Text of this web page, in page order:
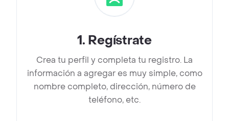
1. Regístrate
Crea tu perfil y completa tu registro. La
información a agregar es muy simple, como
nombre completo, dirección, número de
teléfono, etc.